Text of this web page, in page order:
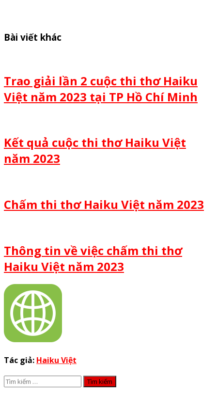
Bài viết khác
Trao giải lần 2 cuộc thi thơ Haiku
Việt năm 2023 tại TP Hồ Chí Minh
Kết quả cuộc thi thơ Haiku Việt
năm 2023
Chấm thi thơ Haiku Việt năm 2023
Thông tin về việc chấm thi thơ
Haiku Việt năm 2023
Tác giả: Haiku Việt
Tìm